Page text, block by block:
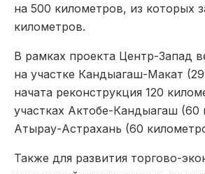
на 500 километров, из которых
километров.
В рамках проекта Центр-Запад
на участке Кандыагаш-Макат
начата реконструкция 120
участках Актобе-Кандыагаш (60
Атырау-Астрахань (60
Также для развития торгово-